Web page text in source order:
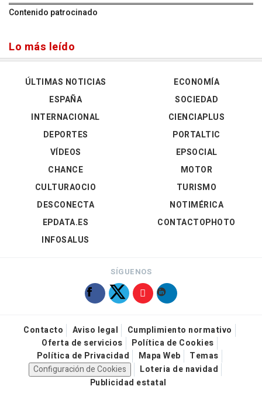
Contenido patrocinado
Lo más leído
ÚLTIMAS NOTICIAS
ESPAÑA
INTERNACIONAL
DEPORTES
VÍDEOS
ECONOMÍA
SOCIEDAD
CIENCIAPLUS
PORTALTIC
EPSOCIAL
CHANCE
CULTURAOCIO
DESCONECTA
EPDATA.ES
INFOSALUS
MOTOR
TURISMO
NOTIMÉRICA
CONTACTOPHOTO
SÍGUENOS
Contacto Aviso legal
Cumplimiento normativo
Oferta de servicios
Política de Cookies
Política de Privacidad
Mapa Web
Temas
Configuración de Cookies
Loteria de navidad
Publicidad estatal